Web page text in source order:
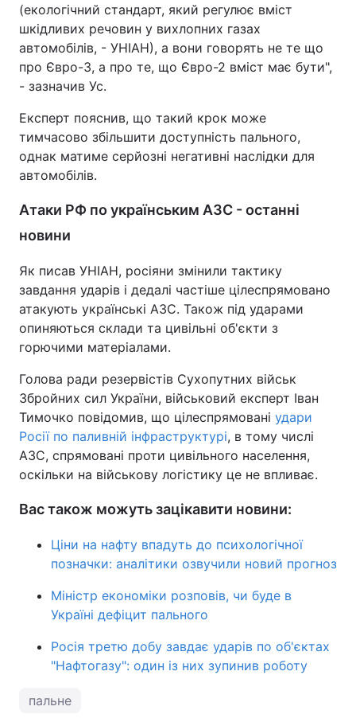
(екологічний стандарт, який регулює вміст
шкідливих речовин у вихлопних газах
автомобілів, - УНІАН), а вони говорять не те що
про Євро-3, а про те, що Євро-2 вміст має бути",
- зазначив Ус.
Експерт пояснив, що такий крок може
тимчасово збільшити доступність пального,
однак матиме серйозні негативні наслідки для
автомобілів.
Атаки РФ по українським АЗС - останні
новини
Як писав УНІАН, росіяни змінили тактику
завдання ударів і дедалі частіше цілеспрямовано
атакують українські АЗС. Також під ударами
опиняються склади та цивільні об'єкти з
горючими матеріалами.
Голова ради резервістів Сухопутних військ
Збройних сил України, військовий експерт Іван
Тимочко повідомив, що цілеспрямовані удари
Росії по паливній інфраструктурі, в тому числі
АЗС, спрямовані проти цивільного населення,
оскільки на військову логістику це не впливає.
Вас також можуть зацікавити новини:
Ціни на нафту впадуть до психологічної
позначки: аналітики озвучили новий прогноз
Міністр економіки розповів, чи буде в
Україні дефіцит пального
Росія третю добу завдає ударів по об'єктах
"Нафтогазу": один із них зупинив роботу
пальне